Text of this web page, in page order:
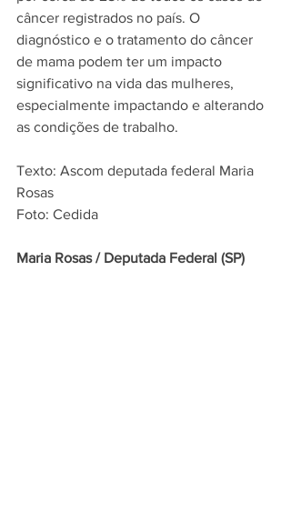
câncer registrados no país. O
diagnóstico e o tratamento do câncer
de mama podem ter um impacto
significativo na vida das mulheres,
especialmente impactando e alterando
as condições de trabalho.
Texto: Ascom deputada federal Maria
Rosas
Foto: Cedida
Maria Rosas / Deputada Federal (SP)